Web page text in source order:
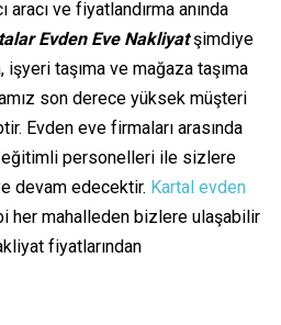
aracı ve fiyatlandırma anında
Evden Eve Nakliyatşimdiye
işyeri taşıma ve mağaza taşıma
son derece yüksek müşteri
Evden eve firmaları arasında
eğitimli personelleri ile sizlere
devam edecektir. Kartal evden
her mahalleden bizlere ulaşabilir
fiyatlarından